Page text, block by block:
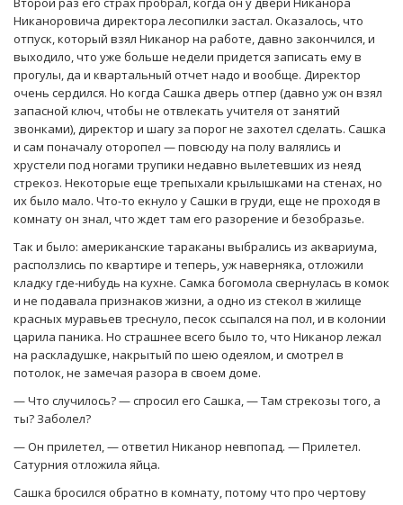
Никаноровича директора лесопилки застал. Оказалось, что
отпуск, который взял Никанор на работе, давно закончился, и
выходило, что уже больше недели придется записать ему в
прогулы, да и квартальный отчет надо и вообще. Директор
очень сердился. Но когда Сашка дверь отпер (давно уж он взял
запасной ключ, чтобы не отвлекать учителя от занятий
звонками), директор и шагу за порог не захотел сделать. Сашка
и сам поначалу оторопел — повсюду на полу валялись и
хрустели под ногами трупики недавно вылетевших из неяд
стрекоз. Некоторые еще трепыхали крылышками на стенах, но
их было мало. Что-то екнуло у Сашки в груди, еще не проходя в
комнату он знал, что ждет там его разорение и безобразье.
Так и было: американские тараканы выбрались из аквариума,
расползлись по квартире и теперь, уж наверняка, отложили
кладку где-нибудь на кухне. Самка богомола свернулась в комок
и не подавала признаков жизни, а одно из стекол в жилище
красных муравьев треснуло, песок ссыпался на пол, и в колонии
царила паника. Но страшнее всего было то, что Никанор лежал
на раскладушке, накрытый по шею одеялом, и смотрел в
потолок, не замечая разора в своем доме.
— Что случилось? — спросил его Сашка, — Там стрекозы того, а
ты? Заболел?
— Он прилетел, — ответил Никанор невпопад. — Прилетел.
Сатурния отложила яйца.
Сашка бросился обратно в комнату, потому что про чертову